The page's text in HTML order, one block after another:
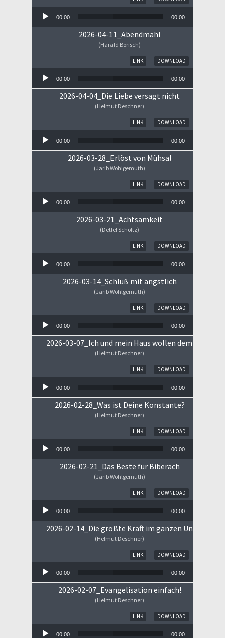
00:00 00:00
2026-04-11_Abendmahl
(Harald Borisch)
DOWNLOAD
LINK
00:00 00:00
2026-04-04_Die Liebe versagt nicht
(Helmut Deschner)
DOWNLOAD
LINK
00:00 00:00
2026-03-28_Erlöst von Mühsal
(Jarib Wohlgemuth)
DOWNLOAD
LINK
00:00 00:00
2026-03-21_Achtsamkeit
(Detlef Scholtz)
DOWNLOAD
LINK
00:00 00:00
2026-03-14_Schluß mit ängstlich
(Jarib Wohlgemuth)
DOWNLOAD
LINK
00:00 00:00
2026-03-07_Ich und mein Haus wollen dem HERRN
(Helmut Deschner)
DOWNLOAD
LINK
00:00 00:00
2026-02-28_Was ist Deine Konstante?
(Helmut Deschner)
DOWNLOAD
LINK
00:00 00:00
2026-02-21_Das Beste für Biberach
(Jarib Wohlgemuth)
DOWNLOAD
LINK
00:00 00:00
2026-02-14_Die größte Kraft im ganzen Universum
(Helmut Deschner)
DOWNLOAD
LINK
00:00 00:00
2026-02-07_Evangelisation einfach!
(Helmut Deschner)
DOWNLOAD
LINK
00:00 00:00